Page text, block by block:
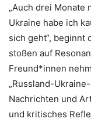
„Auch drei Monate
Ukraine habe ich
sich geht“, beginnt
stoßen auf
Freund*innen
„Russland-
Nachrichten und
und kritisches